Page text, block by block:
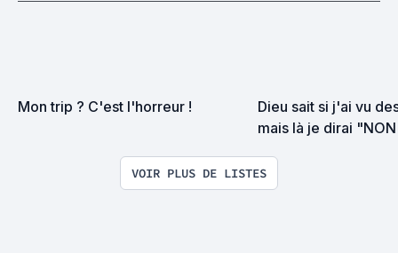
Mon trip ? C'est l'horreur !
Dieu sait si j'ai vu
mais là je dirai
VOIR PLUS DE LISTES